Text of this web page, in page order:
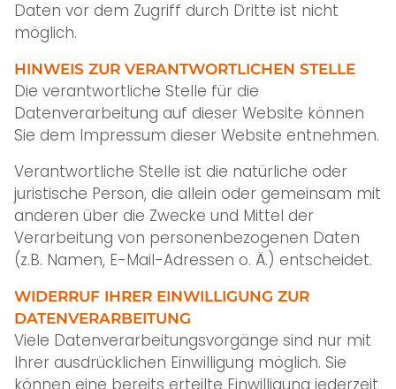
Daten vor dem Zugriff durch Dritte ist nicht
möglich.
HINWEIS ZUR VERANTWORTLICHEN STELLE
Die verantwortliche Stelle für die
Datenverarbeitung auf dieser Website können
Sie dem Impressum dieser Website entnehmen.
Verantwortliche Stelle ist die natürliche oder
juristische Person, die allein oder gemeinsam mit
anderen über die Zwecke und Mittel der
Verarbeitung von personenbezogenen Daten
(z.B. Namen, E-Mail-Adressen o. Ä.) entscheidet.
WIDERRUF IHRER EINWILLIGUNG ZUR
DATENVERARBEITUNG
Viele Datenverarbeitungsvorgänge sind nur mit
Ihrer ausdrücklichen Einwilligung möglich. Sie
können eine bereits erteilte Einwilligung jederzeit